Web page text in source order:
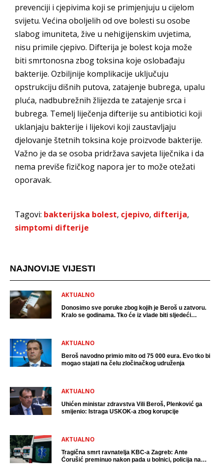
prevenciji i cjepivima koji se primjenjuju u cijelom
svijetu. Većina oboljelih od ove bolesti su osobe
slabog imuniteta, žive u nehigijenskim uvjetima,
nisu primile cjepivo. Difterija je bolest koja može
biti smrtonosna zbog toksina koje oslobađaju
bakterije. Ozbiljnije komplikacije uključuju
opstrukciju dišnih putova, zatajenje bubrega, upalu
pluća, nadbubrežnih žlijezda te zatajenje srca i
bubrega. Temelj liječenja difterije su antibiotici koji
uklanjaju bakterije i lijekovi koji zaustavljaju
djelovanje štetnih toksina koje proizvode bakterije.
Važno je da se osoba pridržava savjeta liječnika i da
nema previše fizičkog napora jer to može otežati
oporavak.
Tagovi: bakterijska bolest, cjepivo, difterija,
simptomi difterije
NAJNOVIJE VIJESTI
AKTUALNO
Donosimo sve poruke zbog kojih je Beroš u zatvoru.
Kralo se godinama. Tko će iz vlade biti sljedeći
AKTUALNO
Beroš navodno primio mito od 75 000 eura. Evo tko bi
mogao stajati na čelu zločinačkog udruženja
AKTUALNO
Uhićen ministar zdravstva Vili Beroš, Plenković ga
smijenio: Istraga USKOK-a zbog korupcije
AKTUALNO
Tragična smrt ravnatelja KBC-a Zagreb: Ante
Ćorušić preminuo nakon pada u bolnici, policija na